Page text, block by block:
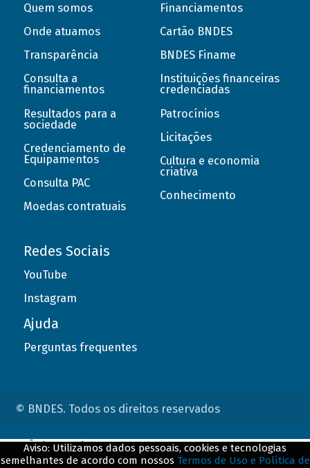
Quem somos
Onde atuamos
Transparência
Consulta a
financiamentos
Resultados para a
sociedade
Credenciamento de
Equipamentos
Consulta PAC
Moedas contratuais
Financiamentos
Cartão BNDES
BNDES Finame
Instituições financeiras
credenciadas
Patrocínios
Licitações
Cultura e economia
criativa
Conhecimento
Redes Sociais
YouTube
Instagram
Ajuda
Perguntas frequentes
© BNDES. Todos os direitos reservados
Aviso: Utilizamos dados pessoais, cookies e tecnologias
semelhantes de acordo com nossos Termos de Uso e Política de
ConteÃºdo complementar